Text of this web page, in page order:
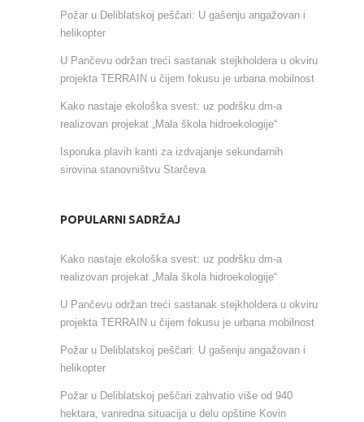
Požar u Deliblatskoj peščari: U gašenju angažovan i
helikopter
U Pančevu održan treći sastanak stejkholdera u okviru
projekta TERRAIN u čijem fokusu je urbana mobilnost
Kako nastaje ekološka svest: uz podršku dm-a
realizovan projekat „Mala škola hidroekologije“
Isporuka plavih kanti za izdvajanje sekundarnih
sirovina stanovništvu Starčeva
POPULARNI SADRŽAJ
Kako nastaje ekološka svest: uz podršku dm-a
realizovan projekat „Mala škola hidroekologije“
U Pančevu održan treći sastanak stejkholdera u okviru
projekta TERRAIN u čijem fokusu je urbana mobilnost
Požar u Deliblatskoj peščari: U gašenju angažovan i
helikopter
Požar u Deliblatskoj peščari zahvatio više od 940
hektara, vanredna situacija u delu opštine Kovin